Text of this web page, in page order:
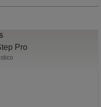
Pro